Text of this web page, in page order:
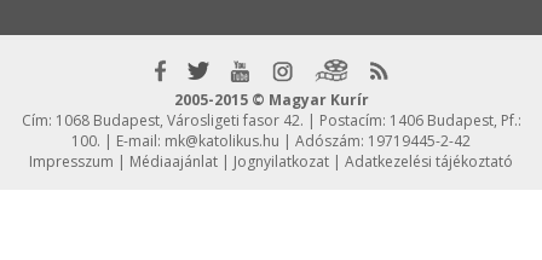
2005-2015 © Magyar Kurír
Cím: 1068 Budapest, Városligeti fasor 42. | Postacím: 1406 Budapest, Pf.:
100. | E-mail: mk@katolikus.hu | Adószám: 19719445-2-42
Impresszum | Médiaajánlat | Jognyilatkozat | Adatkezelési tájékoztató